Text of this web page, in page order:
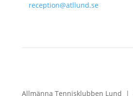
reception@atllund.se
Allmänna Tennisklubben Lund |